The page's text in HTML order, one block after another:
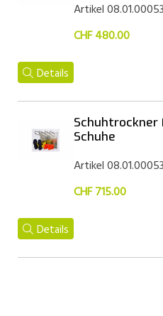
Artikel
CHF 480.00
Details
Schuhe
Artikel
CHF 715.00
Details